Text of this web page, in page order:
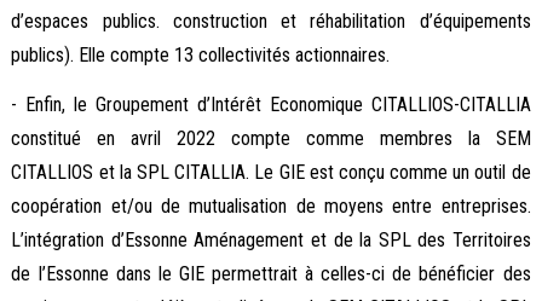
d’espaces publics. construction et réhabilitation d’équipements
publics). Elle compte 13 collectivités actionnaires.
- Enfin, le Groupement d’Intérêt Economique CITALLIOS-CITALLIA
constitué en avril 2022 compte comme membres la SEM
CITALLIOS et la SPL CITALLIA. Le GIE est conçu comme un outil de
coopération et/ou de mutualisation de moyens entre entreprises.
L’intégration d’Essonne Aménagement et de la SPL des Territoires
de l’Essonne dans le GIE permettrait à celles-ci de bénéficier des